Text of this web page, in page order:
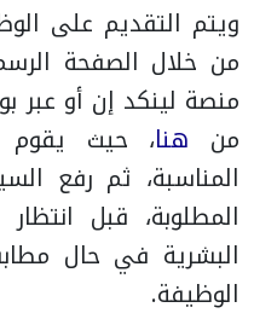
ويتم التقديم على
من خلال الصفحة
منصة لينكد إن أو عبر
من هنا، حيث يقوم
المناسبة، ثم رفع
المطلوبة، قبل
البشرية في حال
الوظيفة.